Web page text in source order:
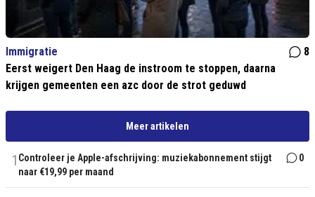
Immigratie
8
Eerst weigert Den Haag de instroom te stoppen, daarna
krijgen gemeenten een azc door de strot geduwd
Meer artikelen
1 Controleer je Apple-afschrijving: muziekabonnement stijgt
naar €19,99 per maand
0